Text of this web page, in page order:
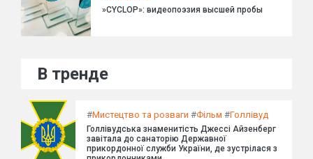
»CYCLOP»: видеопоэзия высшей пробы
В тренде
#Мистецтво та розваги #Фільм #Голлівуд
Голлівудська знаменитість Джессі Айзенберг
завітала до санаторію Державної
прикордонної служби України, де зустрілася з